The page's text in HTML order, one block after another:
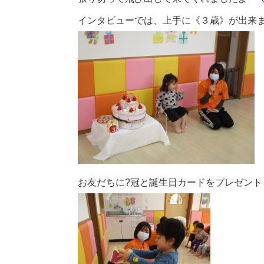
インタビューでは、上手に《３歳》が出来
お友だちに?冠と誕生日カードをプレゼン